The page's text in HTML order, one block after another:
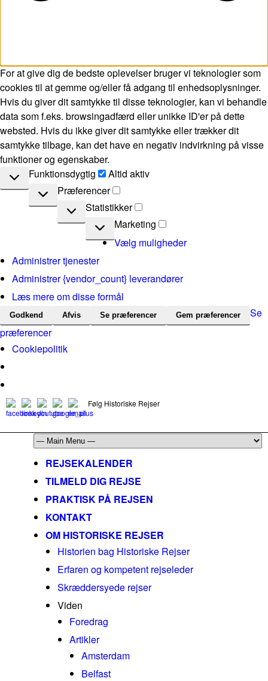
For at give dig de bedste oplevelser bruger vi teknologier som
cookies til at gemme og/eller få adgang til enhedsoplysninger.
Hvis du giver dit samtykke til disse teknologier, kan vi behandle
data som f.eks. browsingadfærd eller unikke ID'er på dette
websted. Hvis du ikke giver dit samtykke eller trækker dit
samtykke tilbage, kan det have en negativ indvirkning på visse
funktioner og egenskaber.
Funktionsdygtig
Funktionsdygtig
Altid aktiv
Præferencer
Præferencer
Statistikker
Statistikker
Marketing
Marketing
Vælg muligheder
Administrer tjenester
Administrer {vendor_count} leverandører
Læs mere om disse formål
Godkend Afvis Se præferencer Gem præferencer
Se
præferencer
Cookiepolitik
Følg Historiske Rejser
REJSEKALENDER
TILMELD DIG REJSE
PRAKTISK PÅ REJSEN
KONTAKT
OM HISTORISKE REJSER
Historien bag Historiske Rejser
Erfaren og kompetent rejseleder
Skræddersyede rejser
Viden
Foredrag
Artikler
Amsterdam
Belfast